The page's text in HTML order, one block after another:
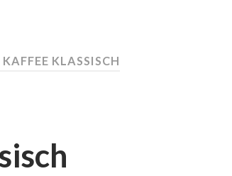
KLASSISCH